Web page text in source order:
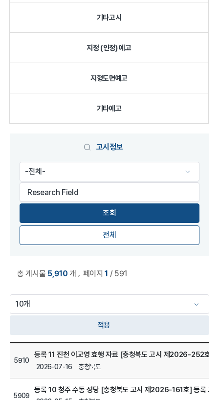
기타고시
지정 (인정) 예고
지형도면예고
기타예고
고시정보
전체
총 게시물 5,910 개 페이지1 / 591
적용
5910
등록 11 진천 이교영 효행 자료 [충청북도 고시 제2026-252호]
2026-07-16 충청북도
5909
등록 10 청주 수동 성당 [충청북도 고시 제2026-161호] 등록 고